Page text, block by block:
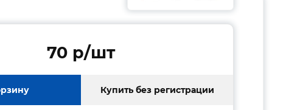
70 p/шт
Купить без регистрации